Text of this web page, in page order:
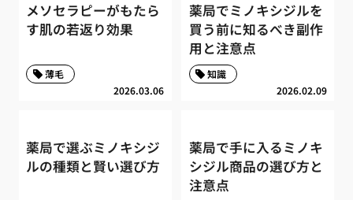
メソセラピーがもたら
す肌の若返り効果
2026.03.06
薄毛
薬局でミノキシジルを
買う前に知るべき副作
用と注意点
2026.02.09
知識
薬局で選ぶミノキシジ
ルの種類と賢い選び方
薬局で手に入るミノキ
シジル商品の選び方と
注意点